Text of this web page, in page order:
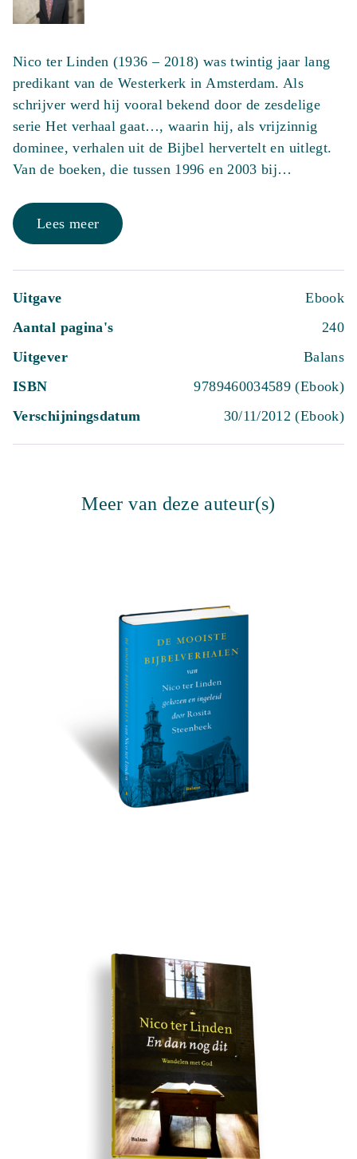
Nico ter Linden (1936 – 2018) was twintig jaar lang
predikant van de Westerkerk in Amsterdam. Als
schrijver werd hij vooral bekend door de zesdelige
serie Het verhaal gaat…, waarin hij, als vrijzinnig
dominee, verhalen uit de Bijbel hervertelt en uitlegt.
Van de boeken, die tussen 1996 en 2003 bij…
Lees meer
Uitgave
Ebook
Aantal pagina's
240
Uitgever
Balans
ISBN
9789460034589 (Ebook)
Verschijningsdatum
30/11/2012 (Ebook)
Meer van deze auteur(s)